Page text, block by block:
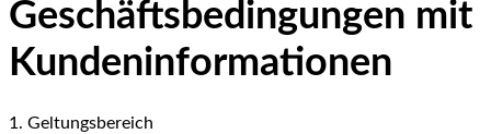
Geschäftsbedingungen mit
Kundeninformationen
1. Geltungsbereich